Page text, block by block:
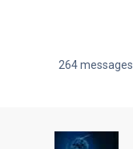
264 messages